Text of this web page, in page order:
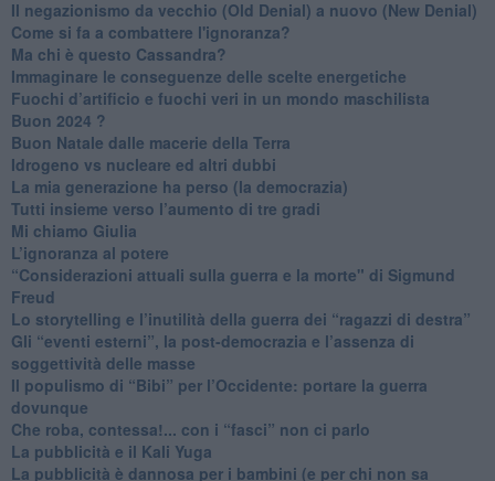
Il negazionismo da vecchio (Old Denial) a nuovo (New Denial)
Come si fa a combattere l'ignoranza?
Ma chi è questo Cassandra?
Immaginare le conseguenze delle scelte energetiche
​Fuochi d’artificio e fuochi veri in un mondo maschilista
Buon 2024 ?
​Buon Natale dalle macerie della Terra
​Idrogeno vs nucleare ed altri dubbi
​La mia generazione ha perso (la democrazia)
​Tutti insieme verso l’aumento di tre gradi
Mi chiamo Giulia
L’ignoranza al potere
​“Considerazioni attuali sulla guerra e la morte" di Sigmund
Freud
​Lo storytelling e l’inutilità della guerra dei “ragazzi di destra”
​Gli “eventi esterni”, la post-democrazia e l’assenza di
soggettività delle masse
​Il populismo di “Bibi” per l’Occidente: portare la guerra
dovunque
​Che roba, contessa!... con i “fasci” non ci parlo
La pubblicità e il Kali Yuga
​La pubblicità è dannosa per i bambini (e per chi non sa